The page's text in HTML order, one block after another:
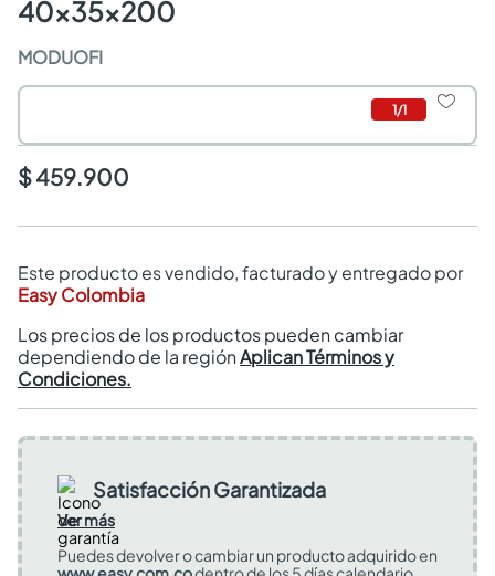
40x35x200
MODUOFI
1/1
$ 459.900
Este producto es vendido, facturado y entregado por
Easy Colombia
Los precios de los productos pueden cambiar
dependiendo de la regiónAplican Términos y
Condiciones.
Satisfacción Garantizada
Ver más
Puedes devolver o cambiar un producto adquirido en
pisos
armarios closet
comedores